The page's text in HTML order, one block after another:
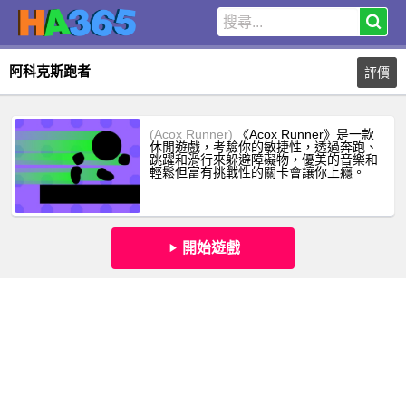
阿科克斯跑者 評價
(Acox Runner) 《Acox Runner》是一款
休閒遊戲，考驗你的敏捷性，透過奔跑、
跳躍和滑行來躲避障礙物，優美的音樂和
輕鬆但富有挑戰性的關卡會讓你上癮。
開始遊戲